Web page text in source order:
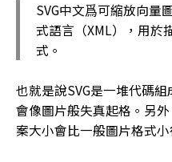
SVG中文爲可縮放向量
式語言（XML），用於
式。
也就是說SVG是一堆代碼
會像圖片般失真起格。另
案大小會比一般圖片格式